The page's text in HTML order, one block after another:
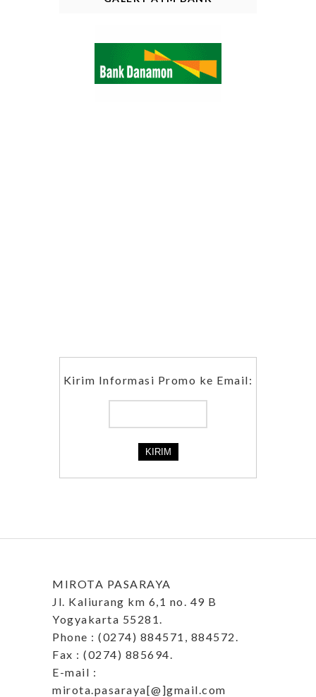
Kirim Informasi Promo ke Email:
MIROTA PASARAYA
Jl. Kaliurang km 6,1 no. 49 B
Yogyakarta 55281.
Phone : (0274) 884571, 884572.
Fax : (0274) 885694.
E-mail :
mirota.pasaraya[@]gmail.com